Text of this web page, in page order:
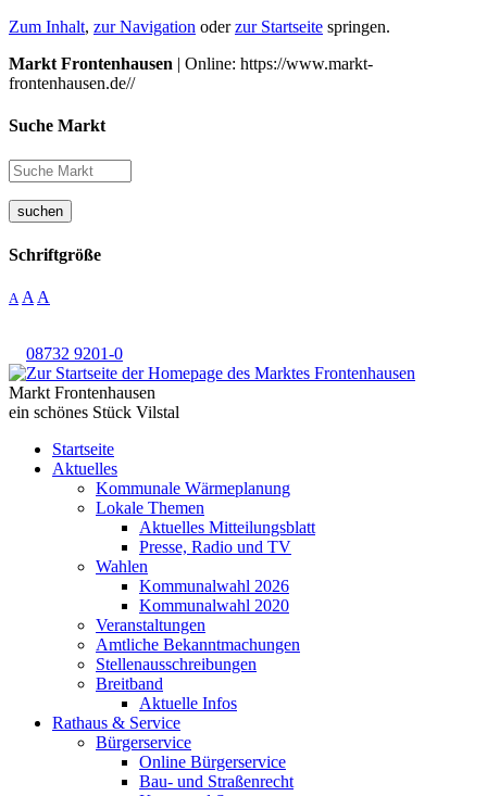
Zum Inhalt, zur Navigation oderzur Startseite springen.
Markt Frontenhausen | Online: https://www.markt-
frontenhausen.de//
Suche Markt
suchen
Schriftgröße
A A A
08732 9201-0
Markt Frontenhausen
ein schönes Stück Vilstal
Startseite
Aktuelles
Kommunale Wärmeplanung
Lokale Themen
Aktuelles Mitteilungsblatt
Presse, Radio und TV
Wahlen
Kommunalwahl 2026
Kommunalwahl 2020
Veranstaltungen
Amtliche Bekanntmachungen
Stellenausschreibungen
Breitband
Aktuelle Infos
Rathaus & Service
Bürgerservice
Online Bürgerservice
Bau- und Straßenrecht